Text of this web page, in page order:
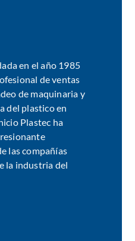
en el año 1985
de ventas
de maquinaria y
del plastico en
Plastec ha
las compañías
la industria del